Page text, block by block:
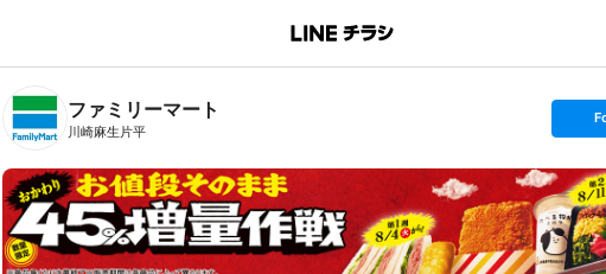
B
n
T
ファミリーマート
川崎麻生片平
s
t
o
l
l
o
w